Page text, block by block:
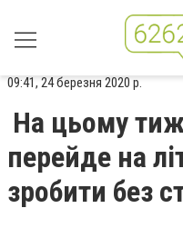
09:41, 24 березня 2020 р.
На цьому
перейде на
зробити без